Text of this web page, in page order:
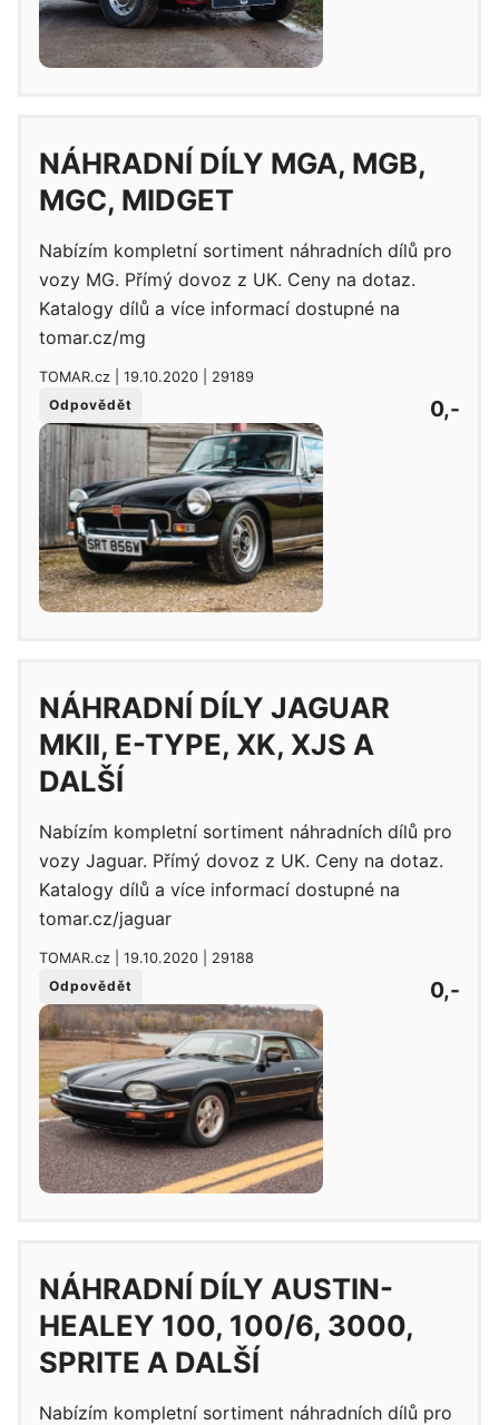
NÁHRADNÍ DÍLY MGA, MGB,
MGC, MIDGET
Nabízím kompletní sortiment náhradních dílů pro
vozy MG. Přímý dovoz z UK. Ceny na dotaz.
Katalogy dílů a více informací dostupné na
tomar.cz/mg
TOMAR.cz | 19.10.2020 | 29189
Odpovědět
0,-
NÁHRADNÍ DÍLY JAGUAR
MKII, E-TYPE, XK, XJS A
DALŠÍ
Nabízím kompletní sortiment náhradních dílů pro
vozy Jaguar. Přímý dovoz z UK. Ceny na dotaz.
Katalogy dílů a více informací dostupné na
tomar.cz/jaguar
TOMAR.cz | 19.10.2020 | 29188
Odpovědět
0,-
NÁHRADNÍ DÍLY AUSTIN-
HEALEY 100, 100/6, 3000,
SPRITE A DALŠÍ
Nabízím kompletní sortiment náhradních dílů pro